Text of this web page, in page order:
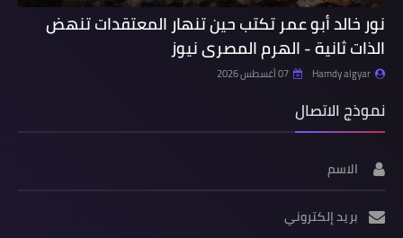
نور خالد أبو عمر تكتب حين تنهار المعتقدات تنهض
الذات ثانية - الهرم المصرى نيوز
Hamdy algyar 07 أغسطس 2026
نموذج الاتصال
الاسم
بريد إلكتروني